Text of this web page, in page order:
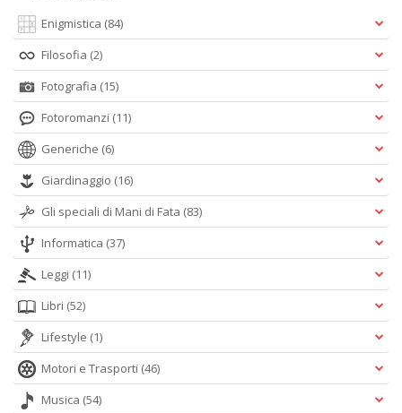
Enigmistica (84)
Filosofia (2)
Fotografia (15)
Fotoromanzi (11)
Generiche (6)
Giardinaggio (16)
Gli speciali di Mani di Fata (83)
Informatica (37)
Leggi (11)
Libri (52)
Lifestyle (1)
Motori e Trasporti (46)
Musica (54)